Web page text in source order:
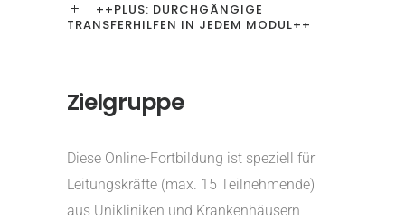
++PLUS: DURCHGÄNGIGE
TRANSFERHILFEN IN JEDEM MODUL++
Zielgruppe
Diese Online-Fortbildung ist speziell für
Leitungskräfte (max. 15 Teilnehmende)
aus Unikliniken und Krankenhäusern